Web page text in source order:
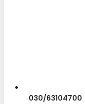
030/63104700